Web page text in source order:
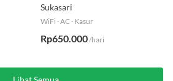
19
Sukasari
WiFi ·AC · Kasur
Rp650.000/hari